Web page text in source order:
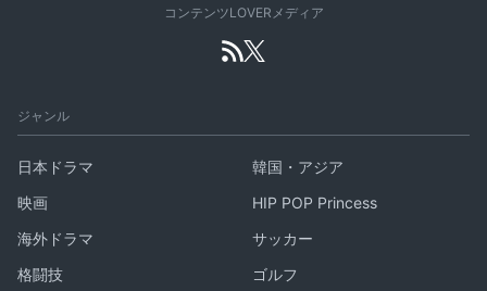
コンテンツLOVERメディア
ジャンル
日本ドラマ
韓国・アジア
映画
HIP POP Princess
海外ドラマ
サッカー
格闘技
ゴルフ